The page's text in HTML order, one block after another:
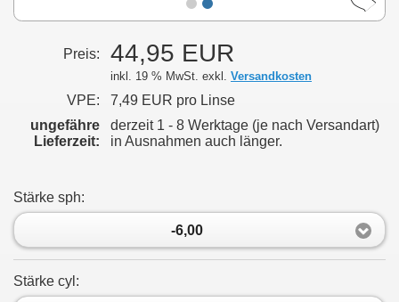
Preis: 44,95 EUR
inkl. 19 % MwSt. exkl. Versandkosten
VPE:
7,49 EUR pro Linse
ungefähre
Lieferzeit:
derzeit 1 - 8 Werktage (je nach Versandart)
in Ausnahmen auch länger.
Stärke sph:
-6,00
Stärke cyl: